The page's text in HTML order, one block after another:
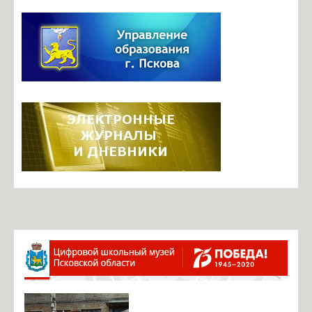
Центр профориентационного и карьерного сопровождения
Итоговая аттестация
Инновационная деятельность
Инновационные площадки школы
Фотогалерея
Видеоархив
Задать вопрос по работе ЭЖ
Информация о ЕГИССО
Павлова О.В., завуч по УВР
Александрова С.В., учитель нач. классов
Васильева В.В., учитель нач. классов
Ефимова И.А., учитель нач. классов